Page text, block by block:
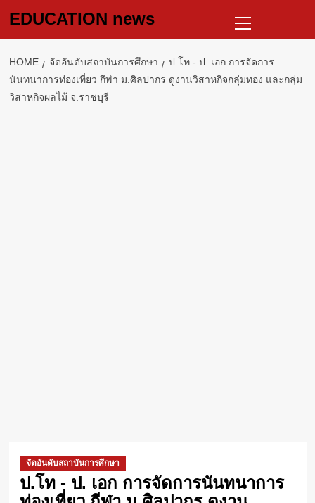
EDUCATION news
Menu
HOME จัดอันดับสถาบันการศึกษา
ป.โท -​ ป. เอก​ การจัดการ
นันทนาการ​ท่องเที่ยว​ กีฬา​ ม.ศิลปากร​ ดูงานวิสาหกิจกลุ่มทอง และกลุ่ม
วิสาหกิจผลไม้​ จ.ราชบุรี
จัดอันดับสถาบันการศึกษา
ป.โท -​ ป. เอก​ การจัดการนันทนาการ​